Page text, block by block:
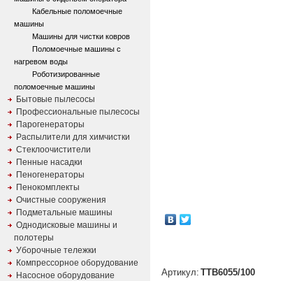
Кабельные поломоечные
машины
Машины для чистки ковров
Поломоечные машины с
нагревом воды
Роботизированные
поломоечные машины
Бытовые пылесосы
Профессиональные пылесосы
Парогенераторы
Распылители для химчистки
Стеклоочистители
Пенные насадки
Пеногенераторы
Пенокомплекты
Очистные сооружения
Подметальные машины
Однодисковые машины и
полотеры
Уборочные тележки
Компрессорное оборудование
Насосное оборудование
Артикул: TTB6055/100